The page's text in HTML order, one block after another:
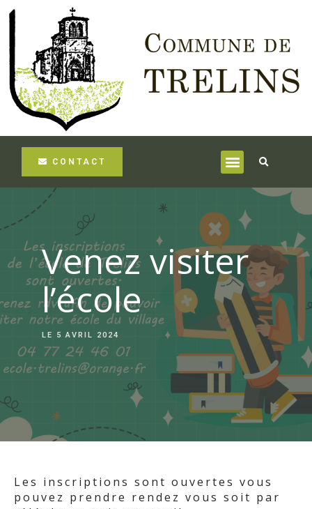
CONTACT
Venez visiter
l’école
LE 5 AVRIL 2024
Les inscriptions sont ouvertes vous
pouvez prendre rendez vous soit par